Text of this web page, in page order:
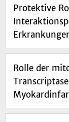
Protektive
Rolle der